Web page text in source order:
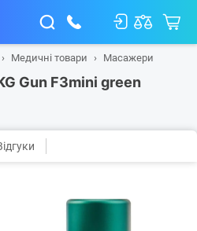
Медичні товари Масажери
Gun F3mini green